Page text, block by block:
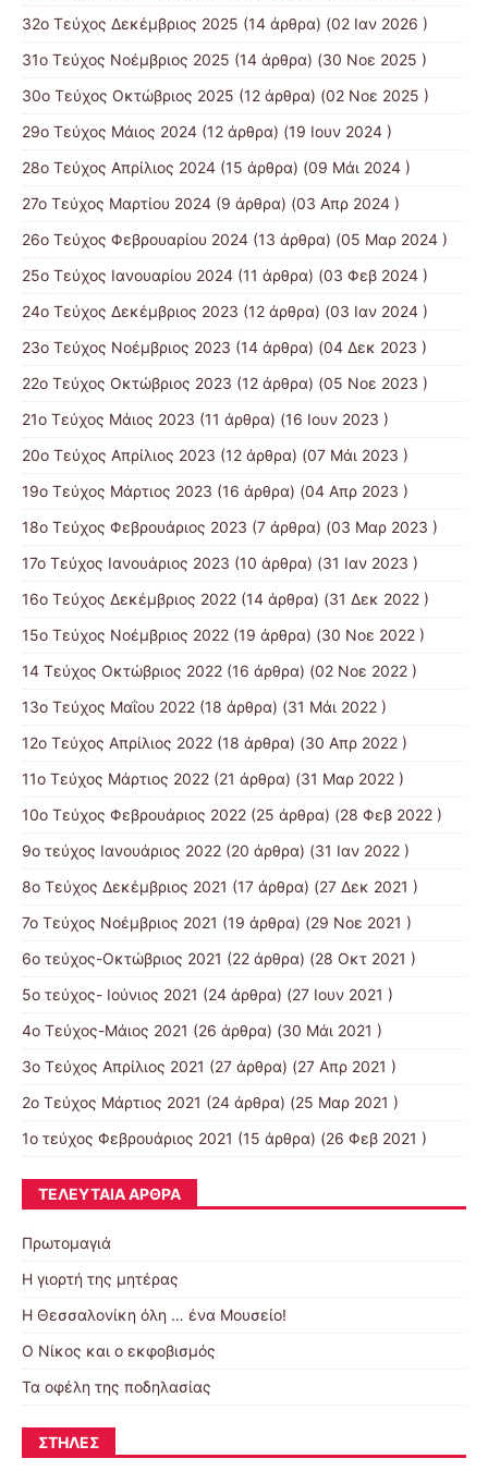
32ο Τεύχος Δεκέμβριος 2025 (14 άρθρα) (02 Ιαν 2026 )
31ο Τεύχος Νοέμβριος 2025 (14 άρθρα) (30 Νοε 2025 )
30ο Τεύχος Οκτώβριος 2025 (12 άρθρα) (02 Νοε 2025 )
29ο Τεύχος Μάιος 2024 (12 άρθρα) (19 Ιουν 2024 )
28ο Τεύχος Απρίλιος 2024 (15 άρθρα) (09 Μάι 2024 )
27ο Τεύχος Μαρτίου 2024 (9 άρθρα) (03 Απρ 2024 )
26ο Τεύχος Φεβρουαρίου 2024 (13 άρθρα) (05 Μαρ 2024 )
25ο Τεύχος Ιανουαρίου 2024 (11 άρθρα) (03 Φεβ 2024 )
24ο Τεύχος Δεκέμβριος 2023 (12 άρθρα) (03 Ιαν 2024 )
23ο Τεύχος Νοέμβριος 2023 (14 άρθρα) (04 Δεκ 2023 )
22ο Τεύχος Οκτώβριος 2023 (12 άρθρα) (05 Νοε 2023 )
21ο Τεύχος Μάιος 2023 (11 άρθρα) (16 Ιουν 2023 )
20ο Τεύχος Απρίλιος 2023 (12 άρθρα) (07 Μάι 2023 )
19ο Τεύχος Μάρτιος 2023 (16 άρθρα) (04 Απρ 2023 )
18ο Τεύχος Φεβρουάριος 2023 (7 άρθρα) (03 Μαρ 2023 )
17ο Τεύχος Ιανουάριος 2023 (10 άρθρα) (31 Ιαν 2023 )
16ο Τεύχος Δεκέμβριος 2022 (14 άρθρα) (31 Δεκ 2022 )
15o Τεύχος Νοέμβριος 2022 (19 άρθρα) (30 Νοε 2022 )
14 Tεύχος Οκτώβριος 2022 (16 άρθρα) (02 Νοε 2022 )
13ο Τεύχος Μαΐου 2022 (18 άρθρα) (31 Μάι 2022 )
12ο Τεύχος Απρίλιος 2022 (18 άρθρα) (30 Απρ 2022 )
11o Tεύχος Μάρτιος 2022 (21 άρθρα) (31 Μαρ 2022 )
10o Tεύχος Φεβρουάριος 2022 (25 άρθρα) (28 Φεβ 2022 )
9o τεύχος Ιανουάριος 2022 (20 άρθρα) (31 Ιαν 2022 )
8o Tεύχος Δεκέμβριος 2021 (17 άρθρα) (27 Δεκ 2021 )
7o Τεύχος Νοέμβριος 2021 (19 άρθρα) (29 Νοε 2021 )
6ο τεύχος-Οκτώβριος 2021 (22 άρθρα) (28 Οκτ 2021 )
5ο τεύχος- Ιούνιος 2021 (24 άρθρα) (27 Ιουν 2021 )
4o Tεύχος-Μάιος 2021 (26 άρθρα) (30 Μάι 2021 )
3ο Τεύχος Απρίλιος 2021 (27 άρθρα) (27 Απρ 2021 )
2o Tεύχος Μάρτιος 2021 (24 άρθρα) (25 Μαρ 2021 )
1ο τεύχος Φεβρουάριος 2021 (15 άρθρα) (26 Φεβ 2021 )
ΤΕΛΕΥΤΑΊΑ ΆΡΘΡΑ
Πρωτομαγιά
Η γιορτή της μητέρας
Η Θεσσαλονίκη όλη … ένα Μουσείο!
Ο Νίκος και ο εκφοβισμός
Τα οφέλη της ποδηλασίας
ΣΤΉΛΕΣ